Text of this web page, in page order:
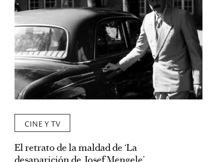
CINE Y TV
El retrato de la maldad de ‘La
desaparición de Josef Mengele’